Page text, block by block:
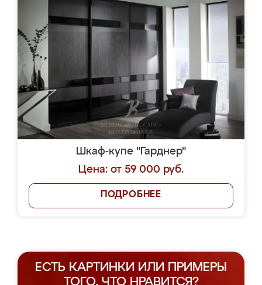
Шкаф-купе "Гарднер"
Цена: от 59 000 руб.
ПОДРОБНЕЕ
ЕСТЬ КАРТИНКИ ИЛИ ПРИМЕРЫ
ТОГО, ЧТО НРАВИТСЯ?